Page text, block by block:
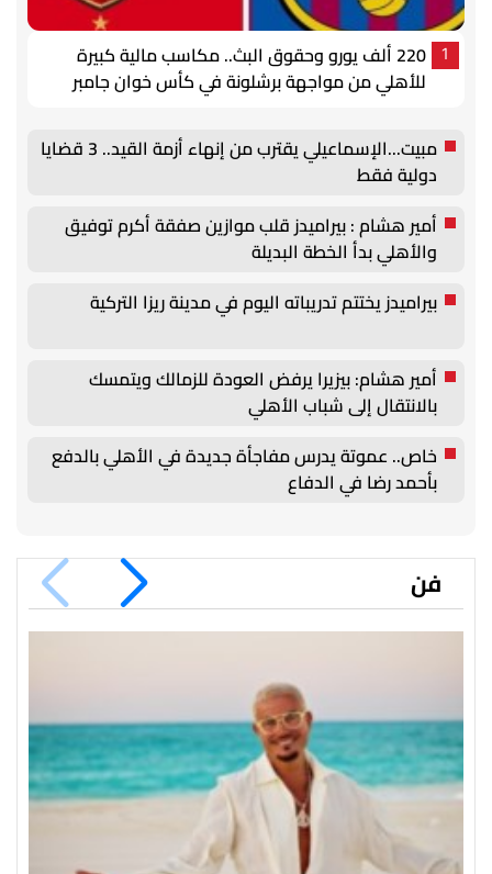
1
220 ألف يورو وحقوق البث.. مكاسب مالية كبيرة
للأهلي من مواجهة برشلونة في كأس خوان جامبر
مبيت...الإسماعيلي يقترب من إنهاء أزمة القيد.. 3 قضايا
دولية فقط
أمير هشام : بيراميدز قلب موازين صفقة أكرم توفيق
والأهلي بدأ الخطة البديلة
بيراميدز يختتم تدريباته اليوم في مدينة ريزا التركية
أمير هشام: بيزيرا يرفض العودة للزمالك ويتمسك
بالانتقال إلى شباب الأهلي
خاص.. عموتة يدرس مفاجأة جديدة في الأهلي بالدفع
بأحمد رضا في الدفاع
فن